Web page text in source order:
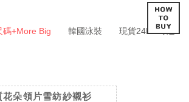
碼+More Big 韓國泳裝 現貨24HR寄送
朵領片雪紡紗襯衫